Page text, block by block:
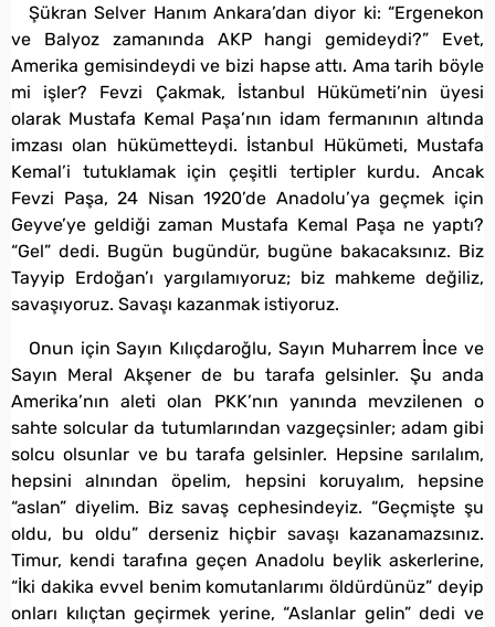
Şükran Selver Hanım Ankara’dan diyor ki: “Ergenekon
ve Balyoz zamanında AKP hangi gemideydi?” Evet,
Amerika gemisindeydi ve bizi hapse attı. Ama tarih böyle
mi işler? Fevzi Çakmak, İstanbul Hükümeti’nin üyesi
olarak Mustafa Kemal Paşa’nın idam fermanının altında
imzası olan hükümetteydi. İstanbul Hükümeti, Mustafa
Kemal’i tutuklamak için çeşitli tertipler kurdu. Ancak
Fevzi Paşa, 24 Nisan 1920’de Anadolu’ya geçmek için
Geyve’ye geldiği zaman Mustafa Kemal Paşa ne yaptı?
“Gel” dedi. Bugün bugündür, bugüne bakacaksınız. Biz
Tayyip Erdoğan’ı yargılamıyoruz; biz mahkeme değiliz,
savaşıyoruz. Savaşı kazanmak istiyoruz.
Onun için Sayın Kılıçdaroğlu, Sayın Muharrem İnce ve
Sayın Meral Akşener de bu tarafa gelsinler. Şu anda
Amerika’nın aleti olan PKK’nın yanında mevzilenen o
sahte solcular da tutumlarından vazgeçsinler; adam gibi
solcu olsunlar ve bu tarafa gelsinler. Hepsine sarılalım,
hepsini alnından öpelim, hepsini koruyalım, hepsine
“aslan” diyelim. Biz savaş cephesindeyiz. “Geçmişte şu
oldu, bu oldu” derseniz hiçbir savaşı kazanamazsınız.
Timur, kendi tarafına geçen Anadolu beylik askerlerine,
“İki dakika evvel benim komutanlarımı öldürdünüz” deyip
onları kılıçtan geçirmek yerine, “Aslanlar gelin” dedi ve